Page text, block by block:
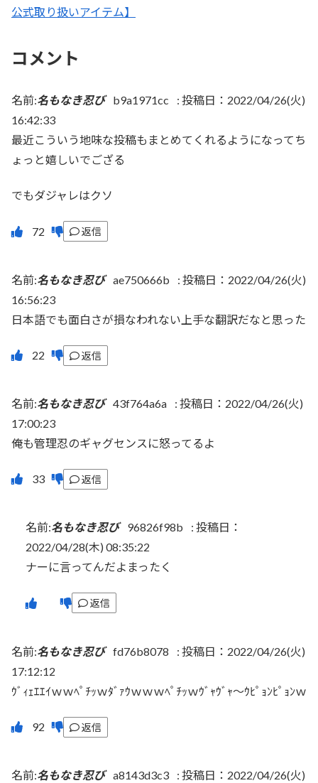
公式取り扱いアイテム】
コメント
名前:名もなき忍び b9a1971cc : 投稿日：2022/04/26(火)
16:42:33
最近こういう地味な投稿もまとめてくれるようになってち
ょっと嬉しいでござる
でもダジャレはクソ
返信
名前:名もなき忍び ae750666b : 投稿日：2022/04/26(火)
16:56:23
日本語でも面白さが損なわれない上手な翻訳だなと思った
返信
名前:名もなき忍び 43f764a6a : 投稿日：2022/04/26(火)
17:00:23
俺も管理忍のギャグセンスに怒ってるよ
返信
名前:名もなき忍び 96826f98b : 投稿日：
2022/04/28(木) 08:35:22
ナーに言ってんだよまったく
返信
名前:名もなき忍び fd76b8078 : 投稿日：2022/04/26(火)
17:12:12
ｳﾞｨｪｴｴｲｗｗﾍﾟﾁｯｗﾀﾞｧｳｗｗｗﾍﾟﾁｯｗｳﾞｬｳﾞｬ～ｳﾋﾟｮﾝﾋﾟｮﾝｗ
返信
名前:名もなき忍び a8143d3c3 : 投稿日：2022/04/26(火)